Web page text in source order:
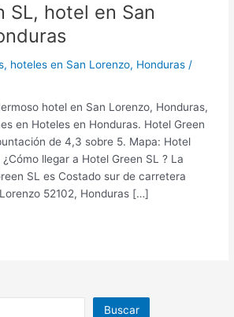
SL, hotel en San
, hoteles en San Lorenzo, Honduras /
hotel en San Lorenzo, Honduras,
en Hoteles en Honduras. Hotel Green
de 4,3 sobre 5. Mapa: Hotel
llegar a Hotel Green SL ? La
SL es Costado sur de carretera
52102, Honduras […]
Buscar